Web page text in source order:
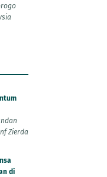
Zierda
di